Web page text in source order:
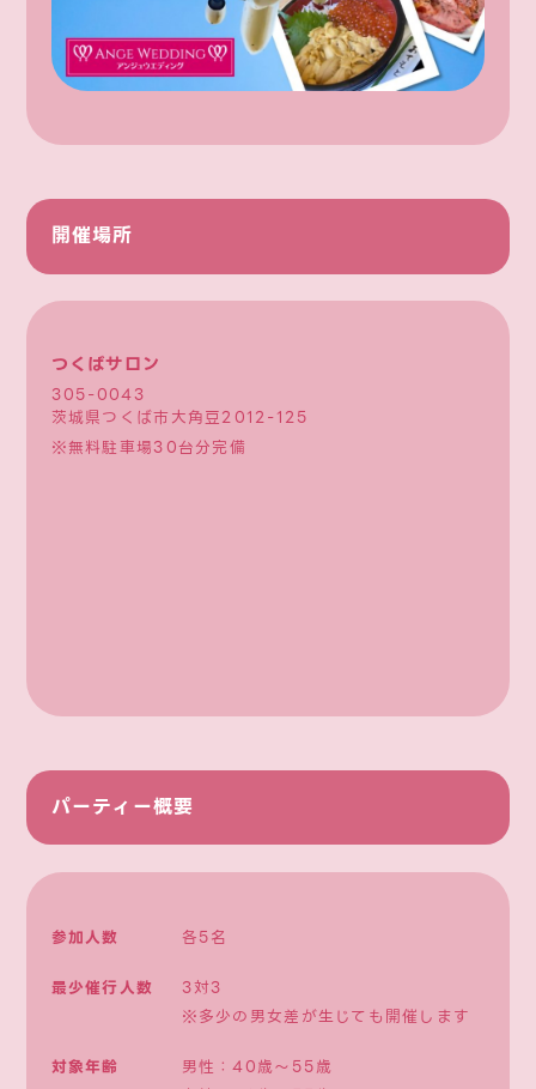
開催場所
つくばサロン
305-0043
茨城県つくば市大角豆2012-125
※無料駐車場30台分完備
パーティー概要
参加人数
各5名
最少催行人数
3対3
※多少の男女差が生じても開催します
対象年齢
男性：40歳〜55歳